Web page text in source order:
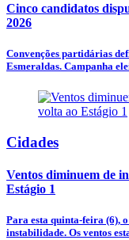
Cinco candidatos
2026
Convenções partidárias
Esmeraldas. Campanha
Cidades
Ventos diminuem de
Estágio 1
Para esta quinta-feira (6),
instabilidade. Os ventos